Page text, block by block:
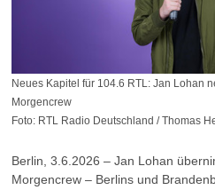
Neues Kapitel für 104.6 RTL: Jan Lohan
Morgencrew
Foto: RTL Radio Deutschland / Thomas
Berlin, 3.6.2026 – Jan Lohan
Morgencrew – Berlins und